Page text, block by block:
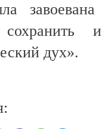
дух».